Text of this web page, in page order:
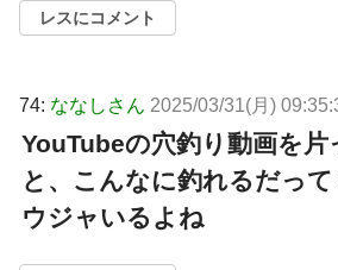
レスにコメント
74: ななしさん 2025/03/31(月)
YouTubeの穴釣り動画を片
と、こんなに釣れるだっ
ウジャいるよね